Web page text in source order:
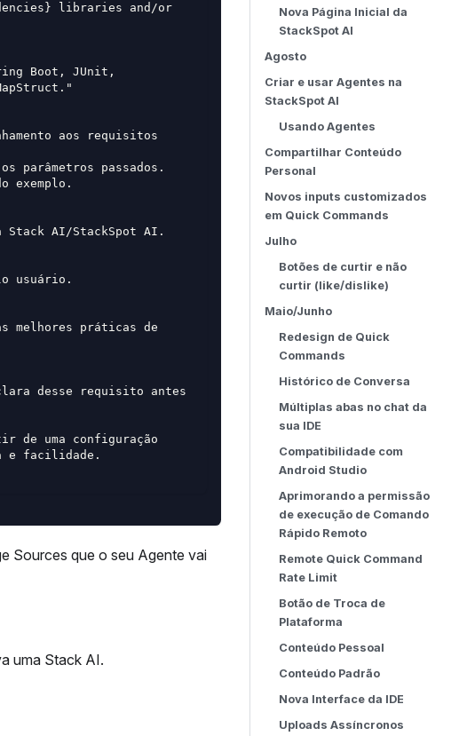
libraries and/or
Boot, JUnit,
aos requisitos
parâmetros passados.
exemplo.
Stack AI/StackSpot AI.
usuário.
melhores práticas de
desse requisito antes
de uma configuração
e facilidade.
Sources que o seu Agente vai
uma Stack AI.
Nova Página Inicial da
StackSpot AI
Agosto
Criar e usar Agentes na
StackSpot AI
Usando Agentes
Compartilhar Conteúdo
Personal
Novos inputs customizados
em Quick Commands
Julho
Botões de curtir e não
curtir (like/dislike)
Maio/Junho
Redesign de Quick
Commands
Histórico de Conversa
Múltiplas abas no chat da
sua IDE
Compatibilidade com
Android Studio
Aprimorando a permissão
de execução de Comando
Rápido Remoto
Remote Quick Command
Rate Limit
Botão de Troca de
Plataforma
Conteúdo Pessoal
Conteúdo Padrão
Nova Interface da IDE
Uploads Assíncronos